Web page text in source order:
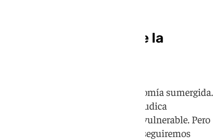
Los costes ocultos de la
Esto no es una defensa de la economía sumergida.
Al contrario. La informalidad perjudica
especialmente al trabajador más vulnerable. Pero
si no entendemos por qué existe, seguiremos